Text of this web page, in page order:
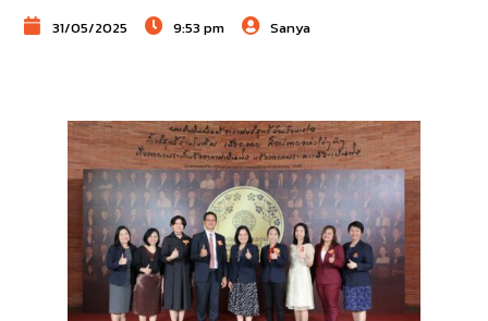
31/05/2025 9:53 pm Sanya